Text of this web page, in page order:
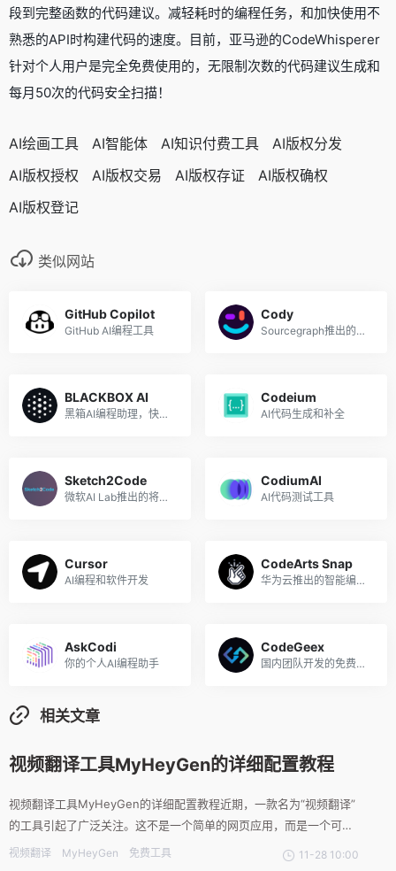
段到完整函数的代码建议。减轻耗时的编程任务，和加快使用不
熟悉的API时构建代码的速度。目前，亚马逊的CodeWhisperer
针对个人用户是完全免费使用的，无限制次数的代码建议生成和
每月50次的代码安全扫描！
AI绘画工具 AI智能体 AI知识付费工具
AI版权分发
AI版权授权
AI版权交易 AI版权存证
AI版权确权
AI版权登记
类似网站
GitHub Copilot
GitHub AI编程工具
Cody
Sourcegraph推出的免费AI编程工具
BLACKBOX AI
黑箱AI编程助理，快速代码生成
Codeium
AI代码生成和补全
Sketch2Code
微软AI Lab推出的将手绘草图转换成HTML代码工具
CodiumAI
AI代码测试工具
Cursor
AI编程和软件开发
CodeArts Snap
华为云推出的智能编程助手
AskCodi
你的个人AI编程助手
CodeGeex
国内团队开发的免费AI编程助手
相关文章
视频翻译工具MyHeyGen的详细配置教程
视频翻译工具MyHeyGen的详细配置教程近期，一款名为“视频翻译”
的工具引起了广泛关注。这不是一个简单的网页应用，而是一个可以
免费部署在个人电脑或服务器上的实用程序。它的强大之处在于能够
视频翻译 MyHeyGen 免费工具 11-28 10:00